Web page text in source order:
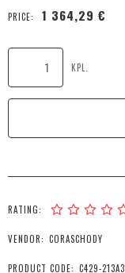
PRICE: 1 364,29 €
KPL.
RATING:
VENDOR: CORASCHODY
PRODUCT CODE: C429-213A3